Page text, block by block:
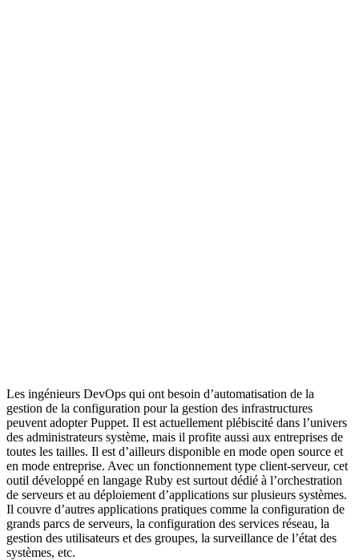
Les ingénieurs DevOps qui ont besoin d’automatisation de la
gestion de la configuration pour la gestion des infrastructures
peuvent adopter Puppet. Il est actuellement plébiscité dans l’univers
des administrateurs système, mais il profite aussi aux entreprises de
toutes les tailles. Il est d’ailleurs disponible en mode open source et
en mode entreprise. Avec un fonctionnement type client-serveur, cet
outil développé en langage Ruby est surtout dédié à l’orchestration
de serveurs et au déploiement d’applications sur plusieurs systèmes.
Il couvre d’autres applications pratiques comme la configuration de
grands parcs de serveurs, la configuration des services réseau, la
gestion des utilisateurs et des groupes, la surveillance de l’état des
systèmes, etc.